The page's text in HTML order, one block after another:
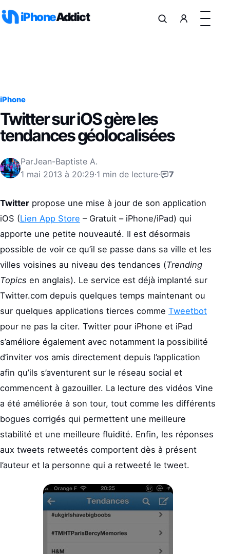
iPhoneAddict
iPhone
Twitter sur iOS gère les
tendances géolocalisées
ParJean-Baptiste A.
1 mai 2013 à 20:29·1 min de lecture· 7
Twitter propose une mise à jour de son application
iOS (Lien App Store – Gratuit – iPhone/iPad) qui
apporte une petite nouveauté. Il est désormais
possible de voir ce qu’il se passe dans sa ville et les
villes voisines au niveau des tendances (Trending
Topics en anglais). Le service est déjà implanté sur
Twitter.com depuis quelques temps maintenant ou
sur quelques applications tierces comme Tweetbot
pour ne pas la citer. Twitter pour iPhone et iPad
s’améliore également avec notamment la possibilité
d’inviter vos amis directement depuis l’application
afin qu’ils s’aventurent sur le réseau social et
commencent à gazouiller. La lecture des vidéos Vine
a été améliorée à son tour, tout comme les différents
bogues corrigés qui permettent une meilleure
stabilité et une meilleure fluidité. Enfin, les réponses
aux tweets retweetés comportent dès à présent
l’auteur et la personne qui a retweeté le tweet.